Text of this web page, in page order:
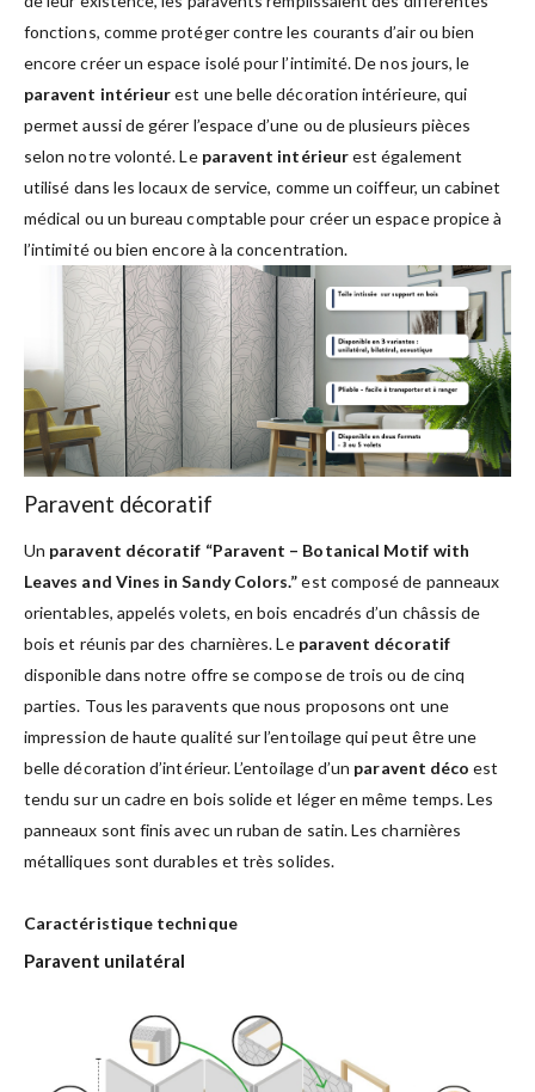
fonctions, comme protéger contre les courants d’air ou bien
encore créer un espace isolé pour l’intimité. De nos jours, le
paravent intérieurest une belle décoration intérieure, qui
permet aussi de gérer l’espace d’une ou de plusieurs pièces
selon notre volonté. Le paravent intérieurest également
utilisé dans les locaux de service, comme un coiffeur, un cabinet
médical ou un bureau comptable pour créer un espace propice à
l’intimité ou bien encore à la concentration.
Paravent décoratif
Un paravent décoratif “Paravent – Botanical Motif with
Leaves and Vines in Sandy Colors.”est composé de panneaux
orientables, appelés volets, en bois encadrés d’un châssis de
bois et réunis par des charnières. Le paravent décoratif
disponible dans notre offre se compose de trois ou de cinq
parties. Tous les paravents que nous proposons ont une
impression de haute qualité sur l’entoilage qui peut être une
belle décoration d’intérieur. L’entoilage d’un paravent déco est
tendu sur un cadre en bois solide et léger en même temps. Les
panneaux sont finis avec un ruban de satin. Les charnières
métalliques sont durables et très solides.
Caractéristique technique
Paravent unilatéral